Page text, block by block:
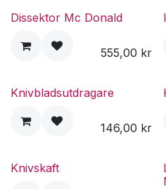
Dissektor Mc Donald
555,00 kr
Knivbladsutdragare
146,00 kr
Knivskaft